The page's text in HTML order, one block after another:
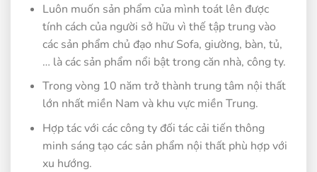
Luôn muốn sản phẩm của mình toát lên được
tính cách của người sở hữu vì thế tập trung vào
các sản phẩm chủ đạo như Sofa, giường, bàn, tủ,
… là các sản phẩm nổi bật trong căn nhà, công ty.
Trong vòng 10 năm trở thành trung tâm nội thất
lớn nhất miền Nam và khu vực miền Trung.
Hợp tác với các công ty đối tác cải tiến thông
minh sáng tạo các sản phẩm nội thất phù hợp với
xu hướng.